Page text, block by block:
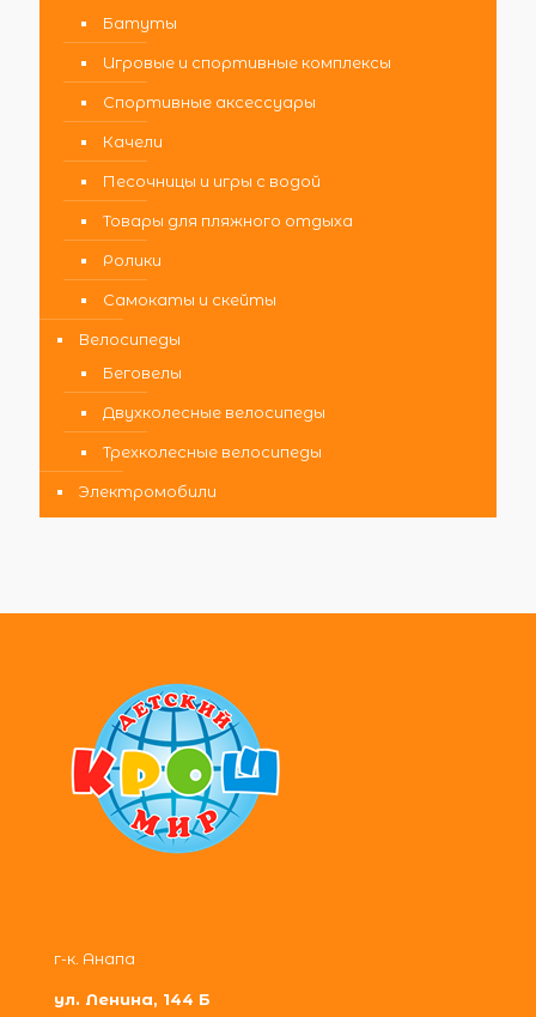
Батуты
Игровые и спортивные комплексы
Спортивные аксессуары
Качели
Песочницы и игры с водой
Товары для пляжного отдыха
Ролики
Самокаты и скейты
Велосипеды
Беговелы
Двухколесные велосипеды
Трехколесные велосипеды
Электромобили
г-к. Анапа
ул. Ленина, 144 Б